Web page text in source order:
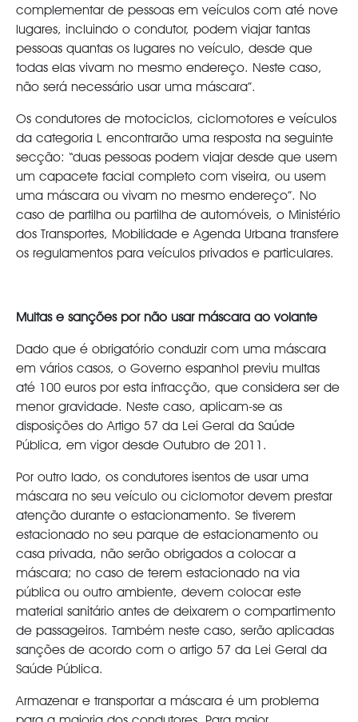
complementar de pessoas em veículos com até nove
lugares, incluindo o condutor, podem viajar tantas
pessoas quantas os lugares no veículo, desde que
todas elas vivam no mesmo endereço. Neste caso,
não será necessário usar uma máscara”.
Os condutores de motociclos, ciclomotores e veículos
da categoria L encontrarão uma resposta na seguinte
secção: “duas pessoas podem viajar desde que usem
um capacete facial completo com viseira, ou usem
uma máscara ou vivam no mesmo endereço”. No
caso de partilha ou partilha de automóveis, o Ministério
dos Transportes, Mobilidade e Agenda Urbana transfere
os regulamentos para veículos privados e particulares.
Multas e sanções por não usar máscara ao volante
Dado que é obrigatório conduzir com uma máscara
em vários casos, o Governo espanhol previu multas
até 100 euros por esta infracção, que considera ser de
menor gravidade. Neste caso, aplicam-se as
disposições do Artigo 57 da Lei Geral da Saúde
Pública, em vigor desde Outubro de 2011.
Por outro lado, os condutores isentos de usar uma
máscara no seu veículo ou ciclomotor devem prestar
atenção durante o estacionamento. Se tiverem
estacionado no seu parque de estacionamento ou
casa privada, não serão obrigados a colocar a
máscara; no caso de terem estacionado na via
pública ou outro ambiente, devem colocar este
material sanitário antes de deixarem o compartimento
de passageiros. Também neste caso, serão aplicadas
sanções de acordo com o artigo 57 da Lei Geral da
Saúde Pública.
Armazenar e transportar a máscara é um problema